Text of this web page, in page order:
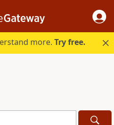
more.Try free.